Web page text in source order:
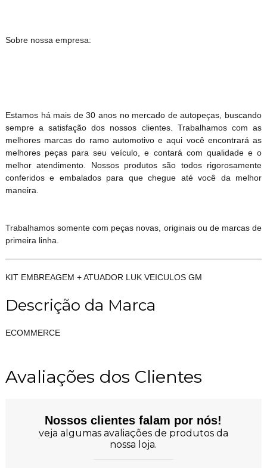
Sobre nossa empresa:
Estamos há mais de 30 anos no mercado de autopeças, buscando
sempre a satisfação dos nossos clientes. Trabalhamos com as
melhores marcas do ramo automotivo e aqui você encontrará as
melhores peças para seu veículo, e contará com qualidade e o
melhor atendimento. Nossos produtos são todos rigorosamente
conferidos e embalados para que chegue até você da melhor
maneira.
Trabalhamos somente com peças novas, originais ou de marcas de
primeira linha.
KIT EMBREAGEM + ATUADOR LUK VEICULOS GM
Descrição da Marca
ECOMMERCE
Avaliações dos Clientes
Nossos clientes falam por nós!
veja algumas avaliações de produtos da
nossa loja.